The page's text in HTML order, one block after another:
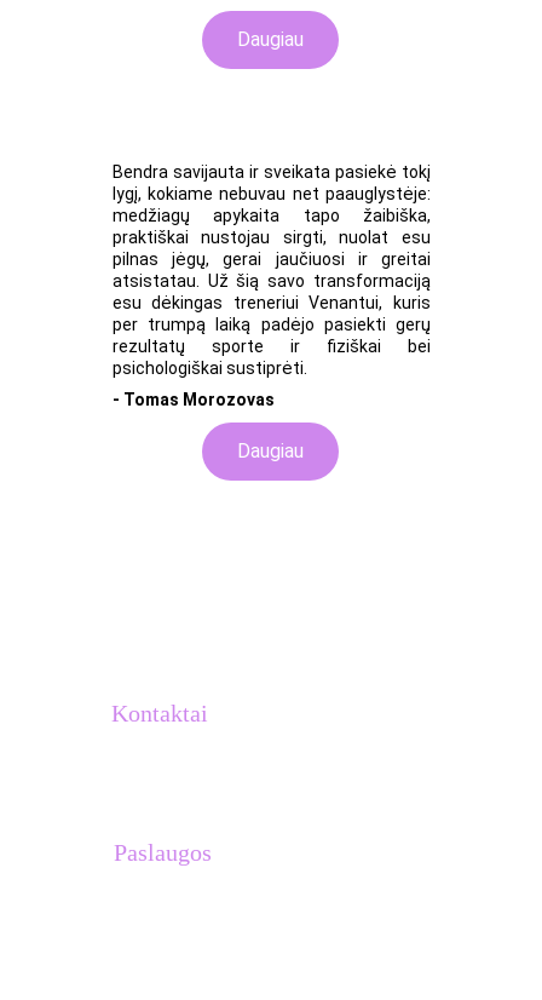
Daugiau
Bendra savijauta ir sveikata pasiekė tokį
lygį, kokiame nebuvau net paauglystėje:
medžiagų apykaita tapo žaibiška,
praktiškai nustojau sirgti, nuolat esu
pilnas jėgų, gerai jaučiuosi ir greitai
atsistatau. Už šią savo transformaciją
esu dėkingas treneriui Venantui, kuris
per trumpą laiką padėjo pasiekti gerų
rezultatų sporte ir fiziškai bei
psichologiškai sustiprėti.
- Tomas Morozovas
Daugiau
Kontaktai
Paslaugos